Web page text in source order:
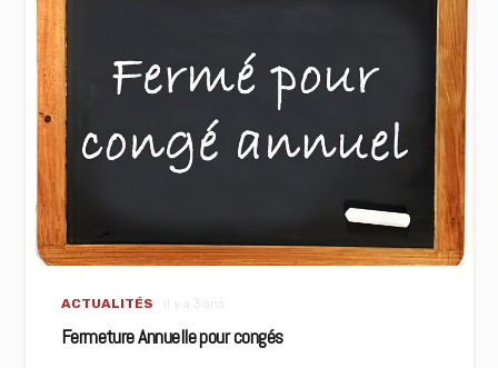
ACTUALITÉS il y a 3 ans
Fermeture Annuelle pour congés